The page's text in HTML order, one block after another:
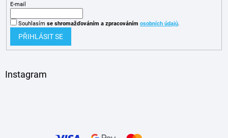
E-mail
Souhlasím se shromažďováním a zpracováním osobních údajů.
PŘIHLÁSIT SE
Instagram